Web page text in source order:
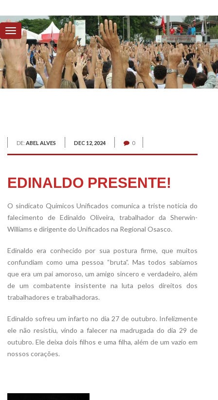
DE: ABEL ALVES DEC 12, 2024 0
EDINALDO PRESENTE!
O sindicato Químicos Unificados comunica a triste notícia do
falecimento de Edinaldo Oliveira, trabalhador da Sherwin-
Williams e dirigente do Unificados na Regional Osasco.
Edinaldo era conhecido por sua postura firme, que muitos
confundiam como uma pessoa “bruta”. Mas todos sabíamos
que era um pai amoroso, um amigo sincero e verdadeiro, além
de um combatente insistente na luta pelos direitos dos
trabalhadores e trabalhadoras.
Edinaldo sofreu um infarto no dia 27 de outubro. Infelizmente
ele não resistiu, vindo a falecer na madrugada do dia 29 de
outubro. Ele deixa dois filhos e uma filha, além de um vazio em
nossos corações.